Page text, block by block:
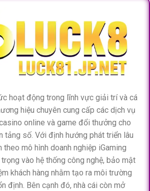
hoạt động trong lĩnh vực giải trí và cá
hiệu chuyên cung cấp các dịch vụ
online và game đổi thưởng cho
tảng số. Với định hướng phát triển lâu
theo mô hình doanh nghiệp iGaming
vào hệ thống công nghệ, bảo mật
khách hàng nhằm tạo ra môi trường
định. Bên cạnh đó, nhà cái còn mở